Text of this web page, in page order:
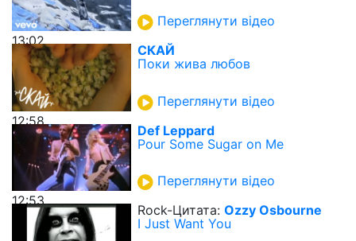
13:02
Переглянути відео
12:58
СКАЙ
Поки жива любов
Переглянути відео
12:53
Def Leppard
Pour Some Sugar on Me
Переглянути відео
Rock-Цитата: Ozzy Osbourne
I Just Want You